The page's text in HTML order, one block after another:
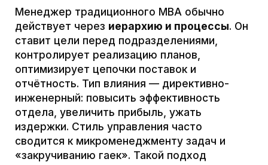
основе научных результатов, постоянно
проверяет гипотезы и прототипы, находит
обратную связь и подготавливает
технологию к промышленному масштабу.
Лидер видит всю инновационную
экосистему целиком: он анализирует
взаимосвязи между наукой, инженерией,
производством и рынком. Это помогает
предвидеть последствия решений и
согласовывать действия разных команд, а
не реагировать только на изолированные
задачи. Помимо этого, он объединяет
учёных, инженеров, продуктовых
менеджеров и бизнес-специалистов,